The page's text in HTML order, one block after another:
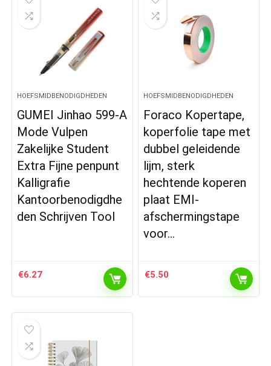
HOEFSMIDBENODIGDHEDEN
GUMEI Jinhao 599-A
Mode Vulpen
Zakelijke Student
Extra Fijne penpunt
Kalligrafie
Kantoorbenodigdhe
den Schrijven Tool
€6.27
HOEFSMIDBENODIGDHEDEN
Foraco Kopertape,
koperfolie tape met
dubbel geleidende
lijm, sterk
hechtende koperen
plaat EMI-
afschermingstape
voor…
€5.50